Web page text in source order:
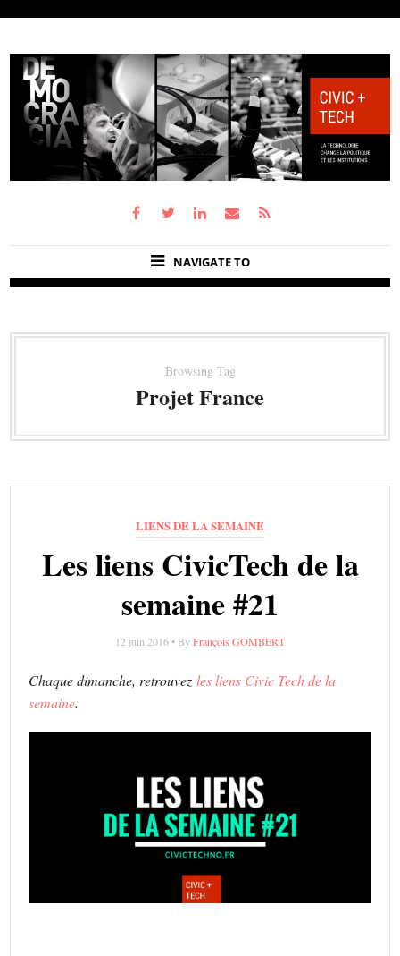
NAVIGATE TO
Browsing Tag
Projet France
LIENS DE LA SEMAINE
Les liens CivicTech de la
semaine #21
12 juin 2016 • By François GOMBERT
Chaque dimanche, retrouvezles liens Civic Tech de la
semaine.